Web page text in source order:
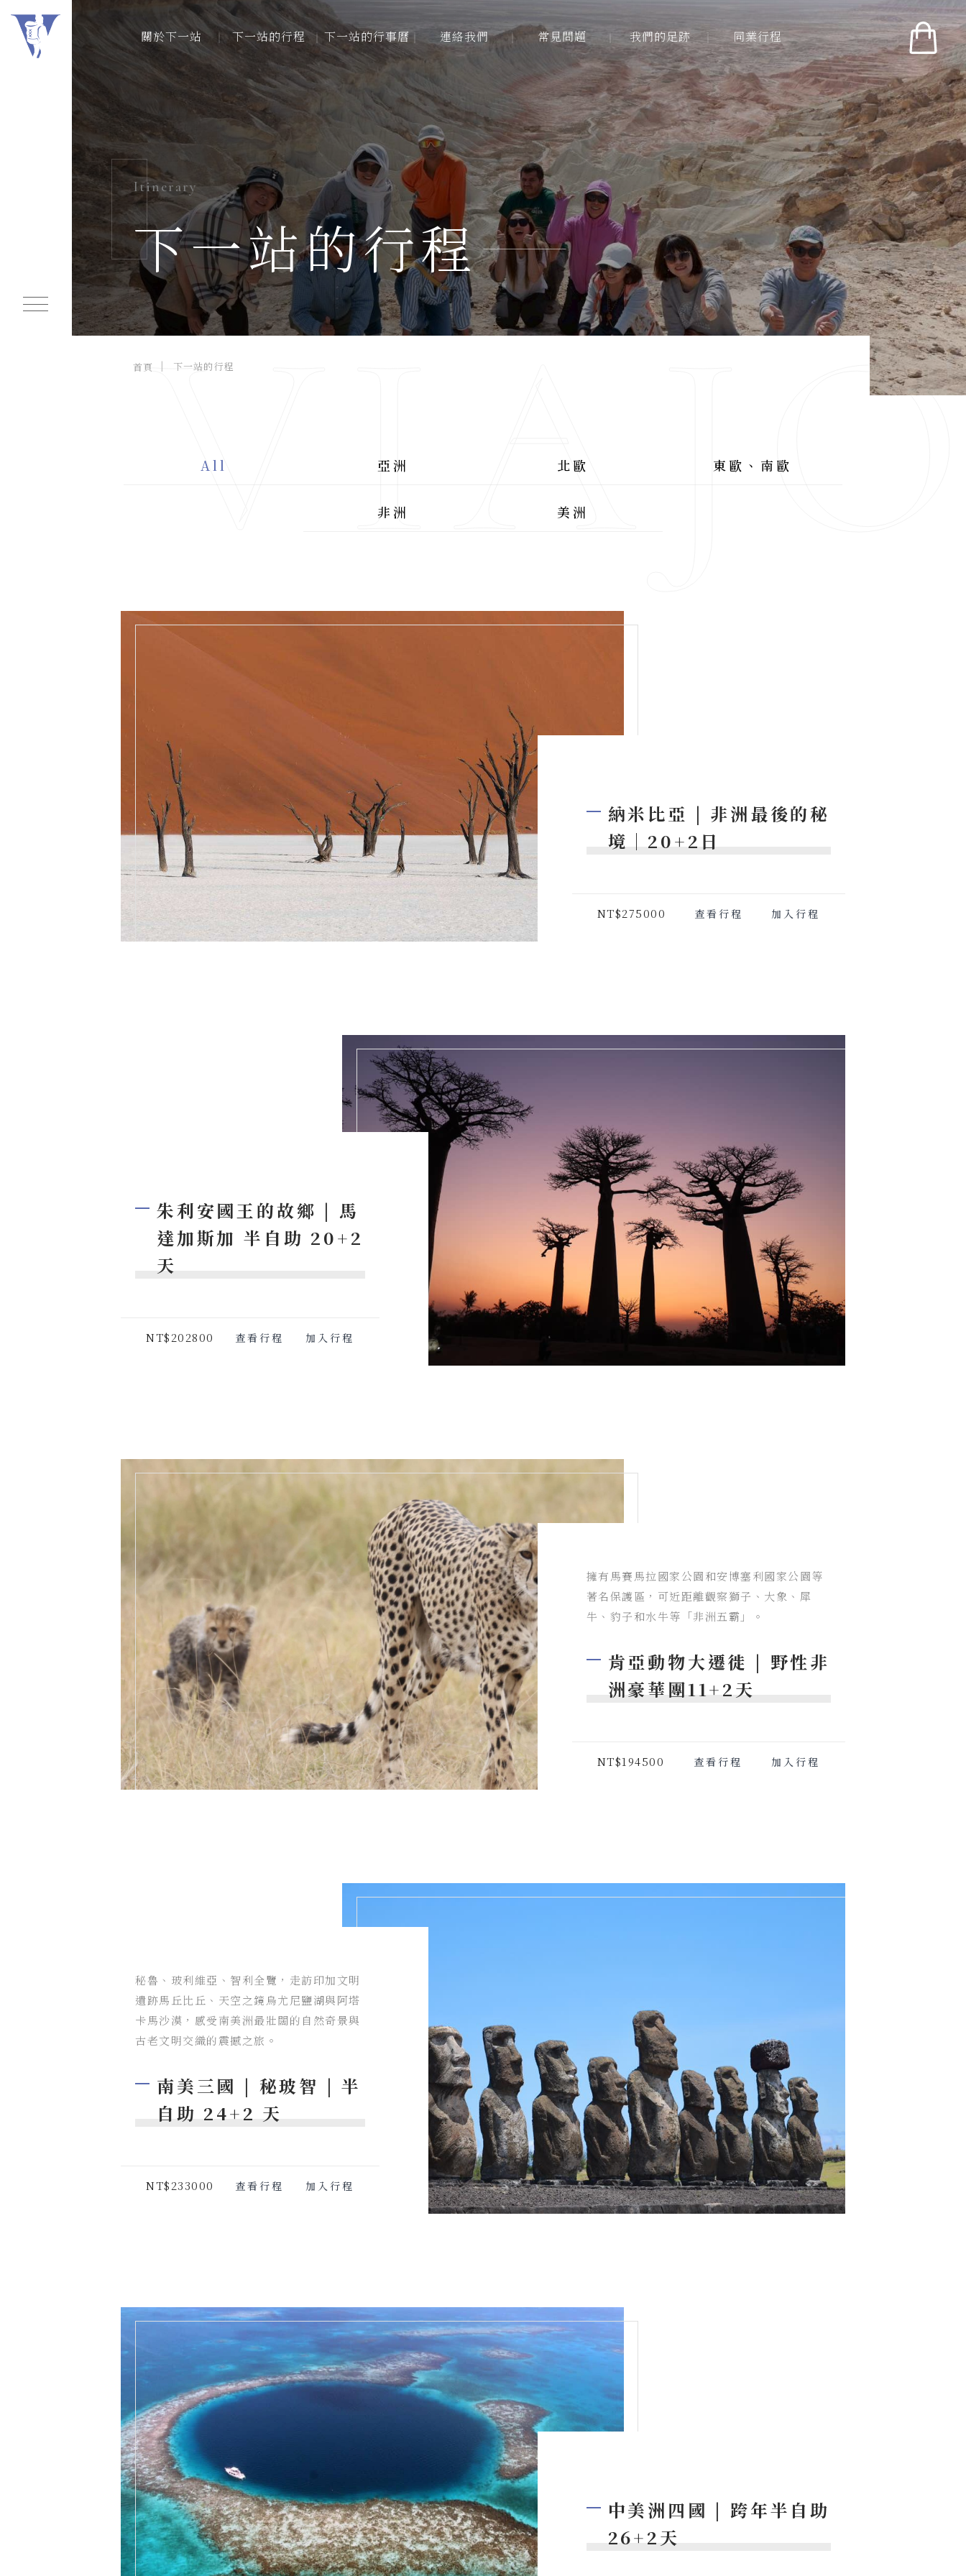
關於下一站
關於下一站
下一站的行程
下一站的行程
下一站的行事曆
下一站的行事曆
連絡我們 常見問題
常見問題
我們的足跡
我們的足跡
同業行程
同業行程
關於下一站
下一站的行程
下一站的行事曆
連絡我們
常見問題
我們的足跡
同業行程
Itinerary
下一站的行程
首頁 下一站的行程
All 亞洲 北歐 東歐、南歐
非洲 美洲
納米比亞 | 非洲最後的秘
境│20+2日
NT$275000 查看行程 加入行程
朱利安國王的故鄉 | 馬
達加斯加 半自助 20+2
天
NT$202800 查看行程 加入行程
擁有馬賽馬拉國家公園和安博塞利國家公園等
著名保護區，可近距離觀察獅子、大象、犀
牛、豹子和水牛等「非洲五霸」。
肯亞動物大遷徙 | 野性非
洲豪華團11+2天
NT$194500 查看行程 加入行程
秘魯、玻利維亞、智利全覽，走訪印加文明
遺跡馬丘比丘、天空之鏡烏尤尼鹽湖與阿塔
卡馬沙漠，感受南美洲最壯闊的自然奇景與
古老文明交織的震撼之旅。
南美三國 | 秘玻智 | 半
自助 24+2 天
NT$233000 查看行程 加入行程
中美洲四國 | 跨年半自助
26+2天